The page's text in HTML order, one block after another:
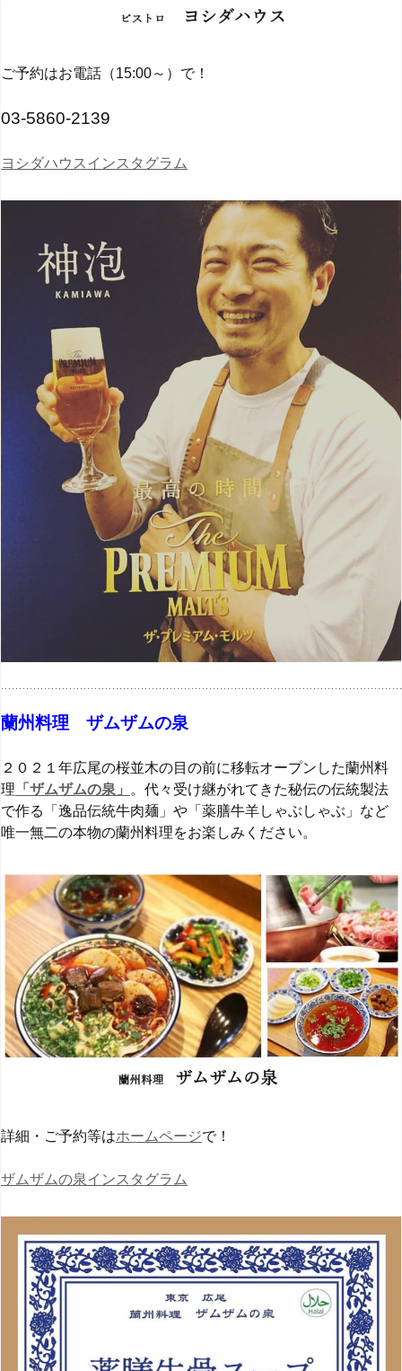
ご予約はお電話（15:00～）で！
03-5860-2139
ヨシダハウスインスタグラム
蘭州料理 ザムザムの泉
２０２１年広尾の桜並木の目の前に移転オープンした蘭州料
理 「ザムザムの泉」
。代々受け継がれてきた秘伝の伝統製法
で作る「逸品伝統牛肉麺」や「薬膳牛羊しゃぶしゃぶ」など
唯一無二の本物の蘭州料理をお楽しみください。
詳細・ご予約等はホームページで！
ザムザムの泉インスタグラム